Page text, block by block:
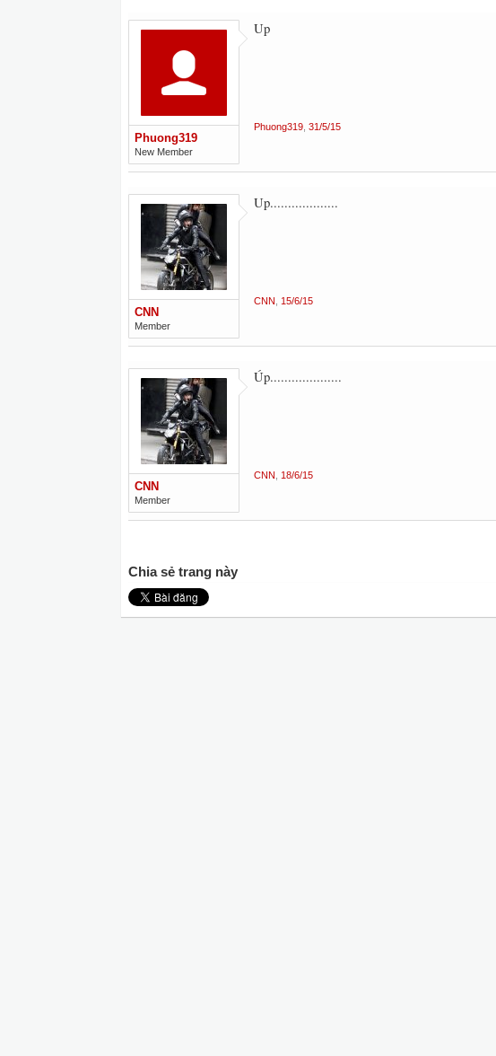
Phuong319
New Member
Up
Phuong319 31/5/15
CNN
Member
Up...................
CNN 15/6/15
CNN
Member
Úp....................
CNN 18/6/15
Chia sẻ trang này